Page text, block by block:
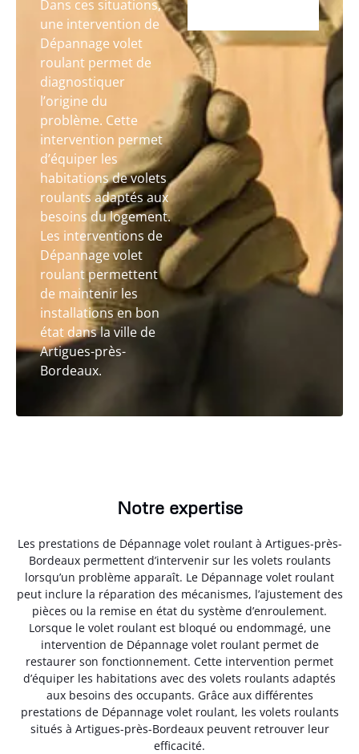
Dans ces situations,
une intervention de
Dépannage volet
roulant permet de
diagnostiquer
l’origine du
problème. Cette
intervention permet
d’équiper les
habitations de volets
roulants adaptés aux
besoins du logement.
Les interventions de
Dépannage volet
roulant permettent
de maintenir les
installations en bon
état dans la ville de
Artigues-près-
Bordeaux.
Notre expertise
Les prestations de Dépannage volet roulant à Artigues-près-
Bordeaux permettent d’intervenir sur les volets roulants
lorsqu’un problème apparaît. Le Dépannage volet roulant
peut inclure la réparation des mécanismes, l’ajustement des
pièces ou la remise en état du système d’enroulement.
Lorsque le volet roulant est bloqué ou endommagé, une
intervention de Dépannage volet roulant permet de
restaurer son fonctionnement. Cette intervention permet
d’équiper les habitations avec des volets roulants adaptés
aux besoins des occupants. Grâce aux différentes
prestations de Dépannage volet roulant, les volets roulants
situés à Artigues-près-Bordeaux peuvent retrouver leur
efficacité.